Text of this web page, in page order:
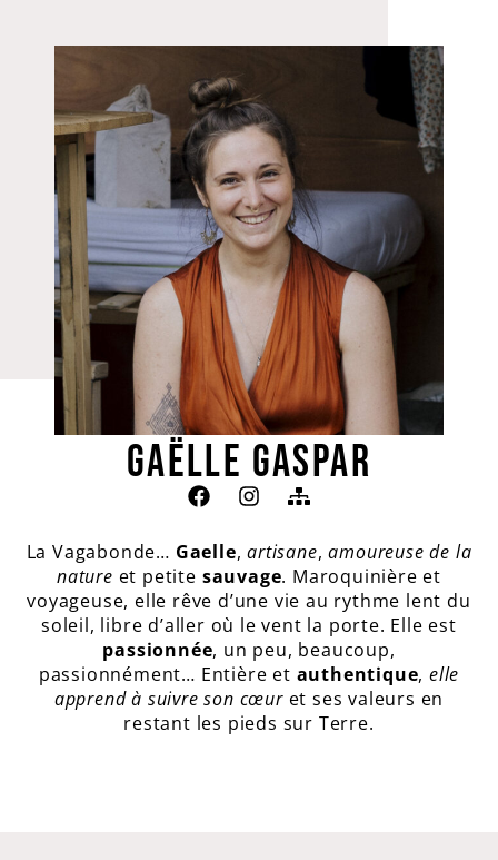
GAËLLE GASPAR
La Vagabonde… Gaelle,artisane,amoureuse de la
nature et petite sauvage. Maroquinière et
voyageuse, elle rêve d’une vie au rythme lent du
soleil, libre d’aller où le vent la porte. Elle est
passionnée, un peu, beaucoup,
passionnément… Entière et authentique,elle
apprend à suivre son cœuret ses valeurs en
restant les pieds sur Terre.